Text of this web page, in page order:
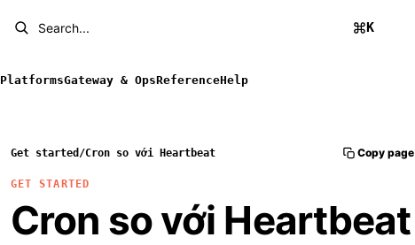
Search... K
PlatformsGateway & OpsReferenceHelp
Get started /Cron so với Heartbeat Copy page
GET STARTED
Cron so với Heartbeat